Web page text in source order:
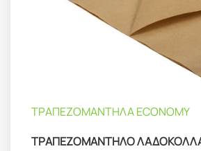
ΤΡΑΠΕΖΟΜΑΝΤΗΛΑ ΕCONOMY
ΤΡΑΠΕΖΟΜΑΝΤΗΛΟ ΛΑΔΟΚΟΛΛΑ